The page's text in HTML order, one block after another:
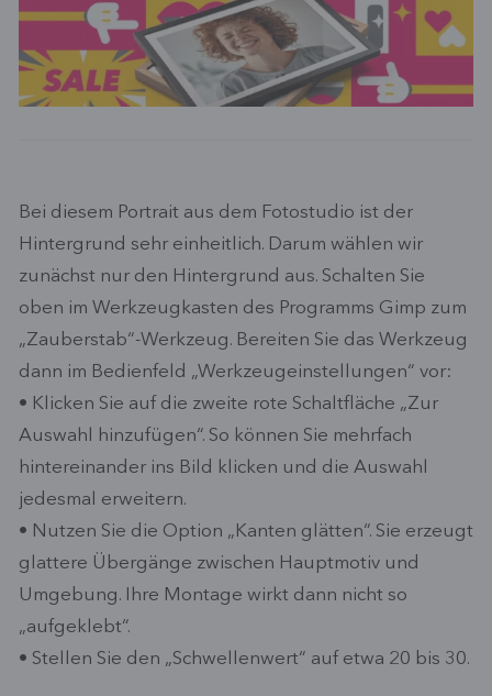
Bei diesem Portrait aus dem Fotostudio ist der
Hintergrund sehr einheitlich. Darum wählen wir
zunächst nur den Hintergrund aus. Schalten Sie
oben im Werkzeugkasten des Programms Gimp zum
„Zauberstab“-Werkzeug. Bereiten Sie das Werkzeug
dann im Bedienfeld „Werkzeugeinstellungen“ vor:
• Klicken Sie auf die zweite rote Schaltfläche „Zur
Auswahl hinzufügen“. So können Sie mehrfach
hintereinander ins Bild klicken und die Auswahl
jedesmal erweitern.
• Nutzen Sie die Option „Kanten glätten“. Sie erzeugt
glattere Übergänge zwischen Hauptmotiv und
Umgebung. Ihre Montage wirkt dann nicht so
„aufgeklebt“.
• Stellen Sie den „Schwellenwert“ auf etwa 20 bis 30.